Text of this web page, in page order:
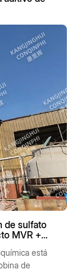
de sulfato
MVR +
está
de